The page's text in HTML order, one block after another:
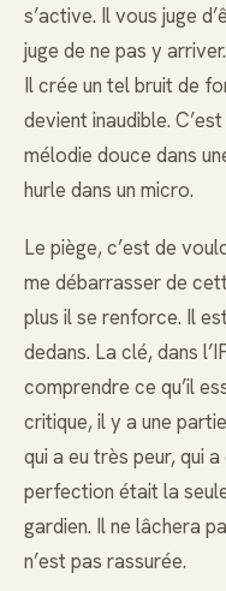
s’active. Il vous juge
juge de ne pas y
Il crée un tel bruit de
devient inaudible.
mélodie douce dans
hurle dans un micro.
Le piège, c’est de
me débarrasser de
plus il se renforce. Il
dedans. La clé, dans
comprendre ce qu’il
critique, il y a une
qui a eu très peur, qui
perfection était la
gardien. Il ne lâchera
n’est pas rassurée.